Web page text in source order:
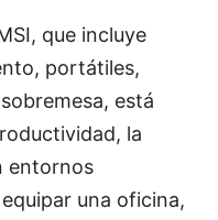
que incluye
portátiles,
está
la
entornos
una oficina,